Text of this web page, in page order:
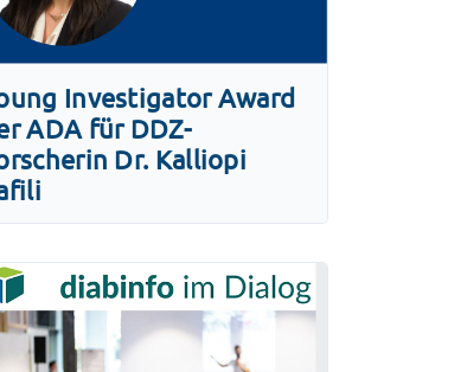
Investigator Award
ADA für DDZ-
Dr. Kalliopi